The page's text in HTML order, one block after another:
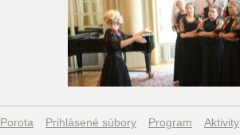
Porota Prihlásené súbory Program Aktivity